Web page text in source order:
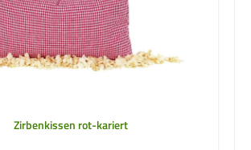
Zirbenkissen rot-kariert